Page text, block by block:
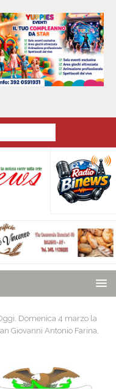
Domenica 4 marzo la
Giovanni Antonio Farina,